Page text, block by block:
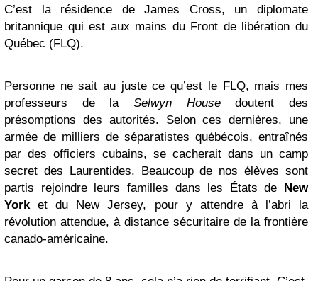
C’est la résidence de James Cross, un diplomate
britannique qui est aux mains du Front de libération du
Québec (FLQ).
Personne ne sait au juste ce qu’est le FLQ, mais mes
professeurs de la Selwyn Housedoutent des
présomptions des autorités. Selon ces dernières, une
armée de milliers de séparatistes québécois, entraînés
par des officiers cubains, se cacherait dans un camp
secret des Laurentides. Beaucoup de nos élèves sont
partis rejoindre leurs familles dans les États de New
Yorket du New Jersey, pour y attendre à l’abri la
révolution attendue, à distance sécuritaire de la frontière
canado-américaine.